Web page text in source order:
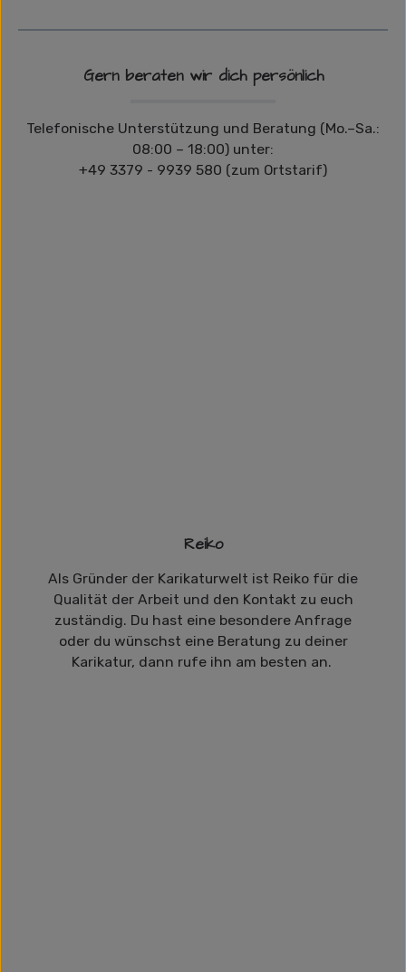
Gern beraten wir dich persönlich
Telefonische Unterstützung und Beratung (Mo.–Sa.:
08:00 – 18:00) unter:
+49 3379 - 9939 580 (zum Ortstarif)
Reiko
Als Gründer der Karikaturwelt ist Reiko für die
Qualität der Arbeit und den Kontakt zu euch
zuständig. Du hast eine besondere Anfrage
oder du wünschst eine Beratung zu deiner
Karikatur, dann rufe ihn am besten an.